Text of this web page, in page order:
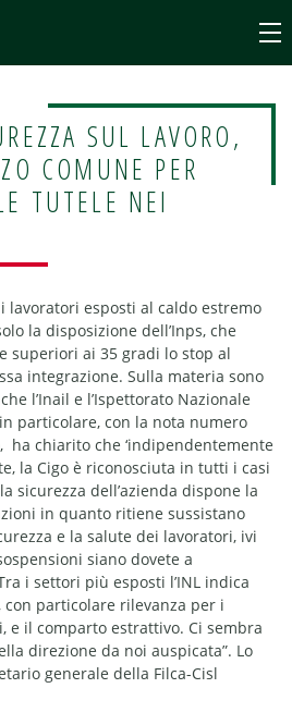
SUL LAVORO,
COMUNE PER
TUTELE NEI
lavoratori esposti al caldo estremo
la disposizione dell’Inps, che
superiori ai 35 gradi lo stop al
integrazione. Sulla materia sono
l’Inail e l’Ispettorato Nazionale
particolare, con la nota numero
ha chiarito che ‘indipendentemente
la Cigo è riconosciuta in tutti i casi
sicurezza dell’azienda dispone la
in quanto ritiene sussistano
e la salute dei lavoratori, ivi
siano dovete a
i settori più esposti l’INL indica
con particolare rilevanza per i
il comparto estrattivo. Ci sembra
direzione da noi auspicata”. Lo
generale della Filca-Cisl